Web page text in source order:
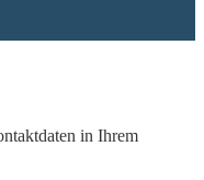
in Ihrem